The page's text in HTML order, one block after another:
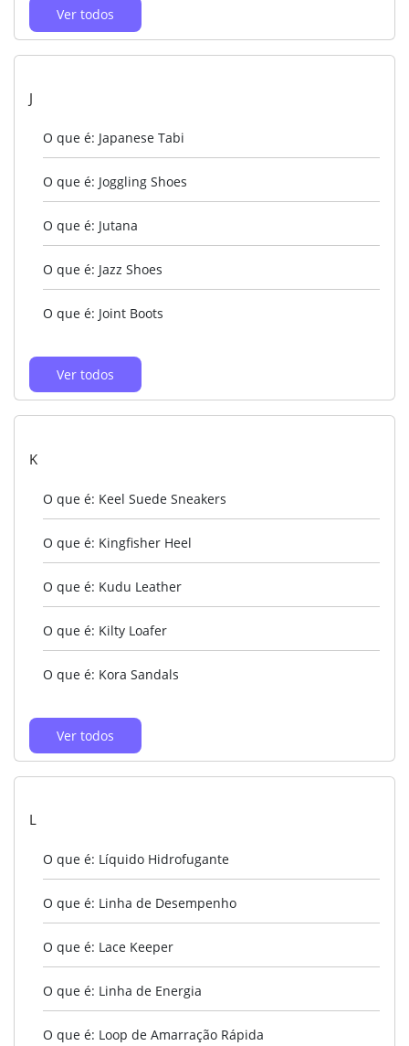
Ver todos
J
O que é: Japanese Tabi
O que é: Joggling Shoes
O que é: Jutana
O que é: Jazz Shoes
O que é: Joint Boots
Ver todos
K
O que é: Keel Suede Sneakers
O que é: Kingfisher Heel
O que é: Kudu Leather
O que é: Kilty Loafer
O que é: Kora Sandals
Ver todos
L
O que é: Líquido Hidrofugante
O que é: Linha de Desempenho
O que é: Lace Keeper
O que é: Linha de Energia
O que é: Loop de Amarração Rápida